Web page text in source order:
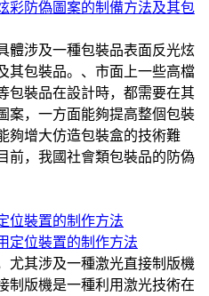
體涉及一種包裝品表面反光炫
其包裝品。、市面上一些高檔
包裝品在設計時，都需要在其
案，一方面能夠提高整個包裝
夠增大仿造包裝盒的技術難
前，我國社會類包裝品的防偽
位裝置的制作方法
尤其涉及一種激光直接制版機
制版機是一種利用激光技術在